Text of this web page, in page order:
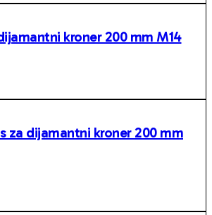
kroner 200 mm M14
za dijamantni kroner 200 mm